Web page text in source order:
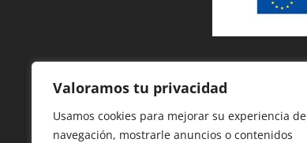
Valoramos tu privacidad
Usamos cookies para mejorar su experiencia de
navegación, mostrarle anuncios o contenidos